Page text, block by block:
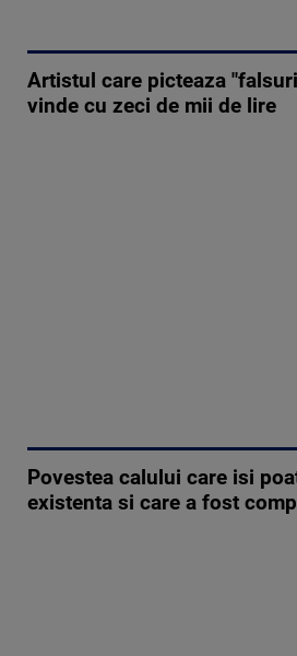
Artistul care picteaza
vinde cu zeci de mii de lire
Povestea calului care isi
existenta si care a fost